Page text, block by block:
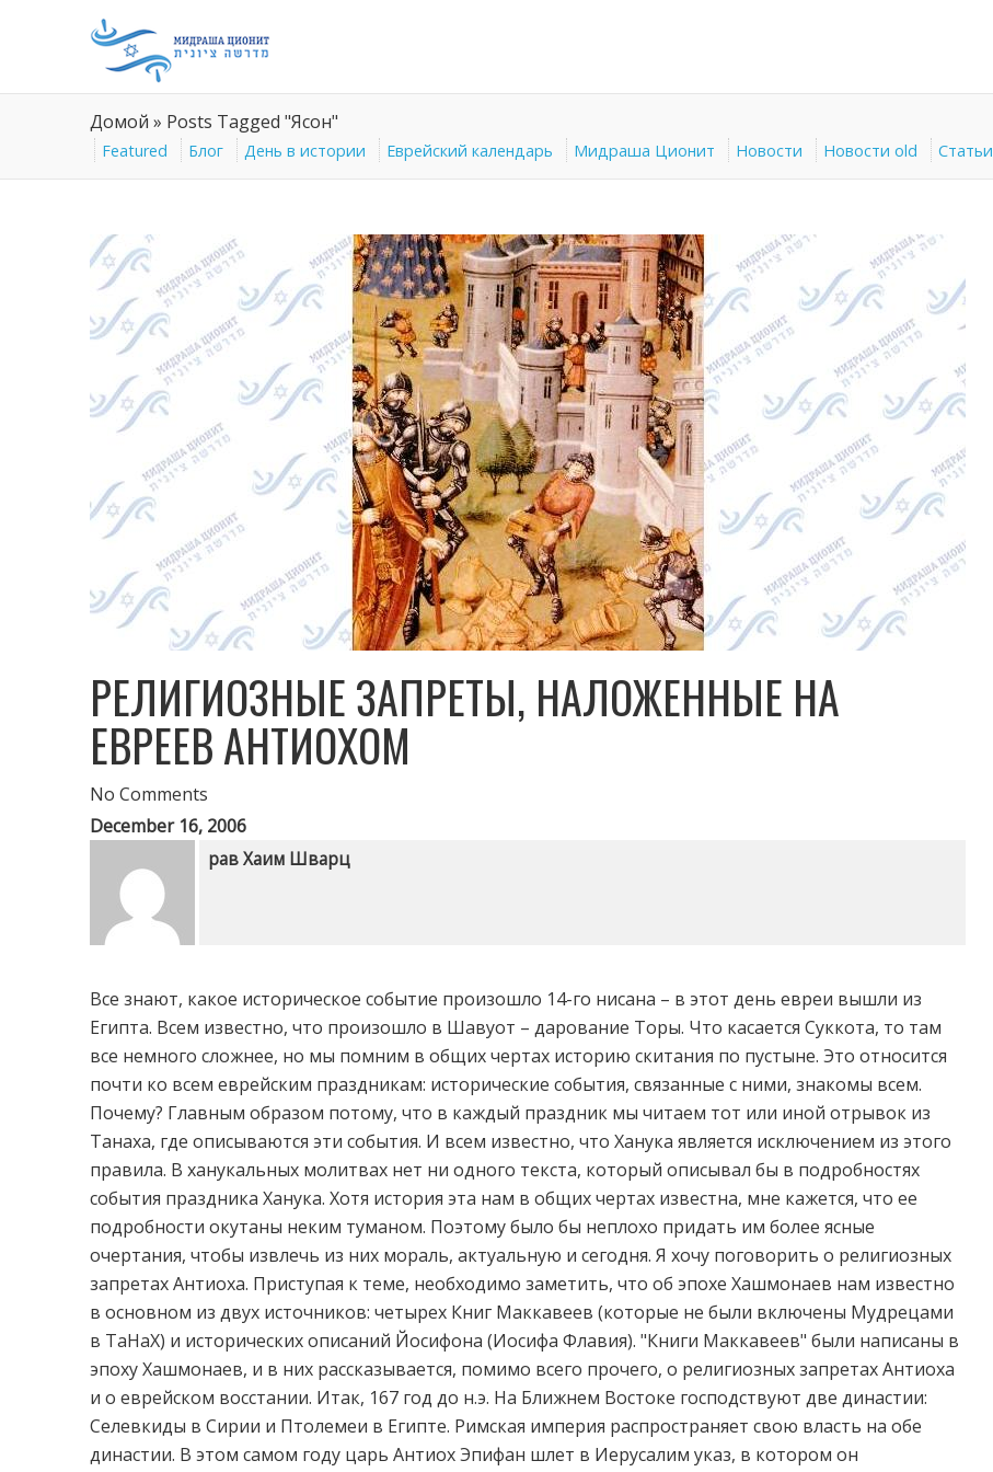
Домой » Posts Tagged "Ясон"
Featured Блог День в истории Еврейский календарь Мидраша Ционит Новости Новости old Статьи
РЕЛИГИОЗНЫЕ ЗАПРЕТЫ, НАЛОЖЕННЫЕ НА
ЕВРЕЕВ АНТИОХОМ
No Comments
December 16, 2006
рав Хаим Шварц
Все знают, какое историческое событие произошло 14-го нисана – в этот день евреи вышли из
Египта. Всем известно, что произошло в Шавуот – дарование Торы. Что касается Суккота, то там
все немного сложнее, но мы помним в общих чертах историю скитания по пустыне. Это относится
почти ко всем еврейским праздникам: исторические события, связанные с ними, знакомы всем.
Почему? Главным образом потому, что в каждый праздник мы читаем тот или иной отрывок из
Танаха, где описываются эти события. И всем известно, что Ханука является исключением из этого
правила. В ханукальных молитвах нет ни одного текста, который описывал бы в подробностях
события праздника Ханука. Хотя история эта нам в общих чертах известна, мне кажется, что ее
подробности окутаны неким туманом. Поэтому было бы неплохо придать им более ясные
очертания, чтобы извлечь из них мораль, актуальную и сегодня. Я хочу поговорить о религиозных
запретах Антиоха. Приступая к теме, необходимо заметить, что об эпохе Хашмонаев нам известно
в основном из двух источников: четырех Книг Маккавеев (которые не были включены Мудрецами
в ТаНаХ) и исторических описаний Йосифона (Иосифа Флавия). "Книги Маккавеев" были написаны в
эпоху Хашмонаев, и в них рассказывается, помимо всего прочего, о религиозных запретах Антиоха
и о еврейском восстании. Итак, 167 год до н.э. На Ближнем Востоке господствуют две династии:
Селевкиды в Сирии и Птолемеи в Египте. Римская империя распространяет свою власть на обе
династии. В этом самом году царь Антиох Эпифан шлет в Иерусалим указ, в котором он